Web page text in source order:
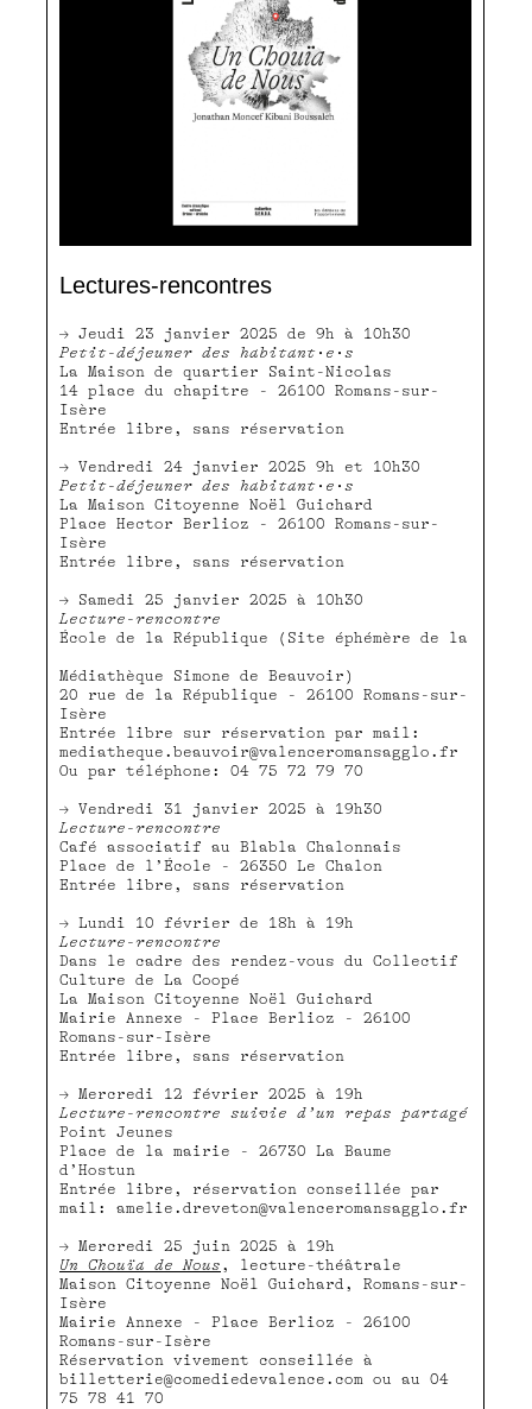
Lectures-rencontres
Jeudi 23 janvier 2025 de 9h à 10h30
Petit-déjeuner des habitant·e·s
La Maison de quartier Saint-Nicolas
14 place du chapitre - 26100 Romans-sur-
Isère
Entrée libre, sans réservation
Vendredi 24 janvier 2025 9h et 10h30
Petit-déjeuner des habitant·e·s
La Maison Citoyenne Noël Guichard
Place Hector Berlioz - 26100 Romans-sur-
Isère
Entrée libre, sans réservation
Samedi 25 janvier 2025 à 10h30
Lecture-rencontre
École de la République (Site éphémère de la
Médiathèque Simone de Beauvoir)
20 rue de la République - 26100 Romans-sur-
Isère
Entrée libre sur réservation par mail:
mediatheque.beauvoir@valenceromansagglo.fr
Ou par téléphone: 04 75 72 79 70
Vendredi 31 janvier 2025 à 19h30
Lecture-rencontre
Café associatif au Blabla Chalonnais
Place de l’École - 26350 Le Chalon
Entrée libre, sans réservation
Lundi 10 février de 18h à 19h
Lecture-rencontre
Dans le cadre des rendez-vous du Collectif
Culture de La Coopé
La Maison Citoyenne Noël Guichard
Mairie Annexe - Place Berlioz - 26100
Romans-sur-Isère
Entrée libre, sans réservation
Mercredi 12 février 2025 à 19h
Lecture-rencontre suivie d’un repas partagé
Point Jeunes
Place de la mairie - 26730 La Baume
d’Hostun
Entrée libre, réservation conseillée par
mail: amelie.dreveton@valenceromansagglo.fr
Mercredi 25 juin 2025 à 19h
Un Chouïa de Nous , lecture-théâtrale
Maison Citoyenne Noël Guichard, Romans-sur-
Isère
Mairie Annexe - Place Berlioz - 26100
Romans-sur-Isère
Réservation vivement conseillée à
billetterie@comediedevalence.com ou au 04
75 78 41 70